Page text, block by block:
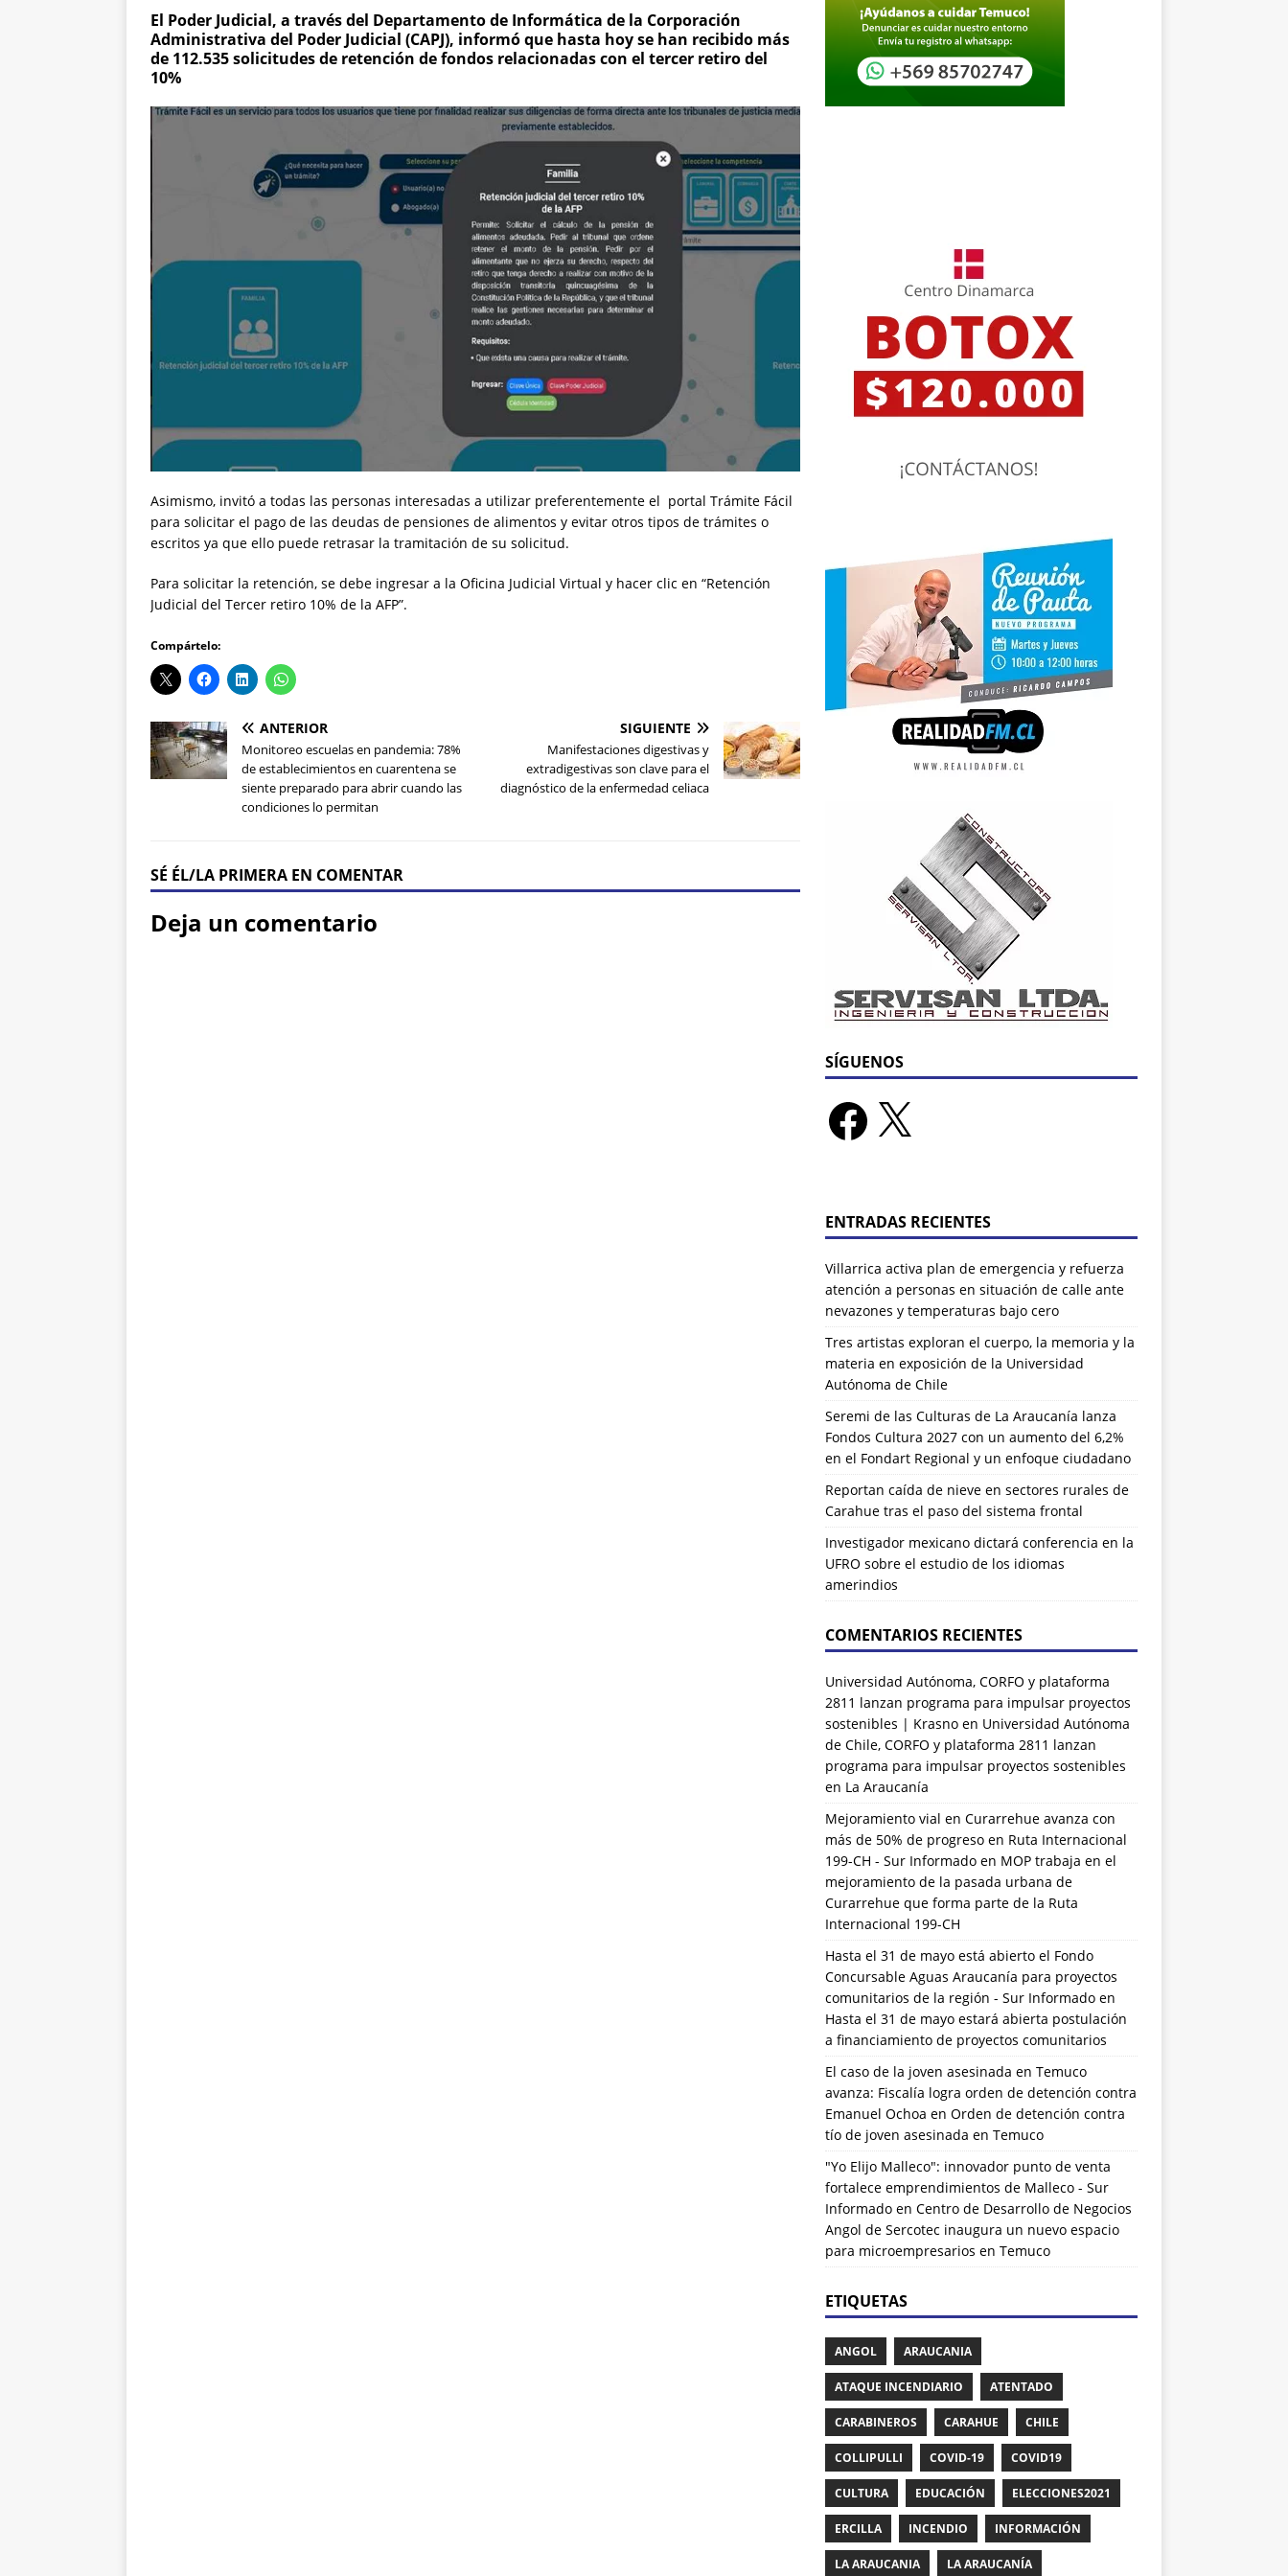
El Poder Judicial, a través del Departamento de Informática de la Corporación
Administrativa del Poder Judicial (CAPJ), informó que hasta hoy se han recibido más
de 112.535 solicitudes de retención de fondos relacionadas con el tercer retiro del
10%
Asimismo, invitó a todas las personas interesadas a utilizar preferentemente el portal Trámite Fácil
para solicitar el pago de las deudas de pensiones de alimentos y evitar otros tipos de trámites o
escritos ya que ello puede retrasar la tramitación de su solicitud.
Para solicitar la retención, se debe ingresar a la Oficina Judicial Virtual y hacer clic en “Retención
Judicial del Tercer retiro 10% de la AFP”.
Compártelo:
ANTERIOR
Monitoreo escuelas en pandemia: 78%
de establecimientos en cuarentena se
siente preparado para abrir cuando las
condiciones lo permitan
SIGUIENTE
Manifestaciones digestivas y
extradigestivas son clave para el
diagnóstico de la enfermedad celiaca
SÉ ÉL/LA PRIMERA EN COMENTAR
Deja un comentario
SÍGUENOS
ENTRADAS RECIENTES
Villarrica activa plan de emergencia y refuerza
atención a personas en situación de calle ante
nevazones y temperaturas bajo cero
Tres artistas exploran el cuerpo, la memoria y la
materia en exposición de la Universidad
Autónoma de Chile
Seremi de las Culturas de La Araucanía lanza
Fondos Cultura 2027 con un aumento del 6,2%
en el Fondart Regional y un enfoque ciudadano
Reportan caída de nieve en sectores rurales de
Carahue tras el paso del sistema frontal
Investigador mexicano dictará conferencia en la
UFRO sobre el estudio de los idiomas
amerindios
COMENTARIOS RECIENTES
Universidad Autónoma, CORFO y plataforma
2811 lanzan programa para impulsar proyectos
sostenibles | Krasnoen Universidad Autónoma
de Chile, CORFO y plataforma 2811 lanzan
programa para impulsar proyectos sostenibles
en La Araucanía
Mejoramiento vial en Curarrehue avanza con
más de 50% de progreso en Ruta Internacional
199-CH - Sur Informadoen MOP trabaja en el
mejoramiento de la pasada urbana de
Curarrehue que forma parte de la Ruta
Internacional 199-CH
Hasta el 31 de mayo está abierto el Fondo
Concursable Aguas Araucanía para proyectos
comunitarios de la región - Sur Informadoen
Hasta el 31 de mayo estará abierta postulación
a financiamiento de proyectos comunitarios
El caso de la joven asesinada en Temuco
avanza: Fiscalía logra orden de detención contra
Emanuel Ochoa en Orden de detención contra
tío de joven asesinada en Temuco
"Yo Elijo Malleco": innovador punto de venta
fortalece emprendimientos de Malleco - Sur
Informadoen Centro de Desarrollo de Negocios
Angol de Sercotec inaugura un nuevo espacio
para microempresarios en Temuco
ETIQUETAS
ANGOL ARAUCANIA
ATAQUE INCENDIARIO ATENTADO
CARABINEROS CARAHUE CHILE
COLLIPULLI COVID-19 COVID19
CULTURA EDUCACIÓN ELECCIONES2021
ERCILLA INCENDIO INFORMACIÓN
LA ARAUCANIA LA ARAUCANÍA